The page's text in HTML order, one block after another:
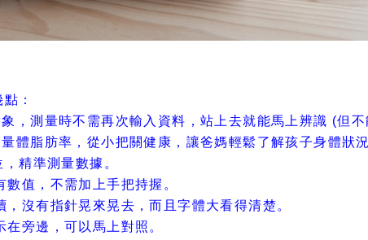
：
，測量時不需再次輸入資料，站上去就能馬上辨識 (但不
體脂肪率，從小把關健康，讓爸媽輕鬆了解孩子身體狀況
精準測量數據。
值，不需加上手把持握。
沒有指針晃來晃去，而且字體大看得清楚。
旁邊，可以馬上對照。